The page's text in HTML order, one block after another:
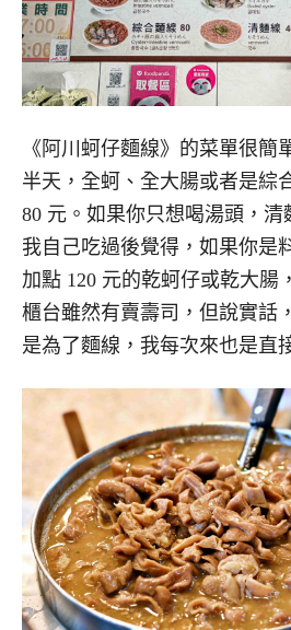
《阿川蚵仔麵線》的菜單很簡
半天，全蚵、全大腸或者是綜
80 元。如果你只想喝湯頭，清
我自己吃過後覺得，如果你是
加點 120 元的乾蚵仔或乾大腸
櫃台雖然有賣壽司，但說實話
是為了麵線，我每次來也是直